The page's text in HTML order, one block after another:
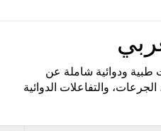
طبية ودوائية شاملة عن
الجرعات، والتفاعلات الدوائية